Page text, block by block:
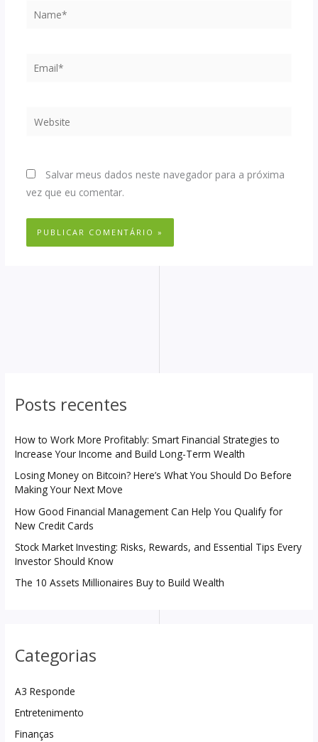
Email*
Website
Salvar meus dados neste navegador para a próxima
vez que eu comentar.
Posts recentes
How to Work More Profitably: Smart Financial Strategies to
Increase Your Income and Build Long-Term Wealth
Losing Money on Bitcoin? Here’s What You Should Do Before
Making Your Next Move
How Good Financial Management Can Help You Qualify for
New Credit Cards
Stock Market Investing: Risks, Rewards, and Essential Tips Every
Investor Should Know
The 10 Assets Millionaires Buy to Build Wealth
Categorias
A3 Responde
Entretenimento
Finanças